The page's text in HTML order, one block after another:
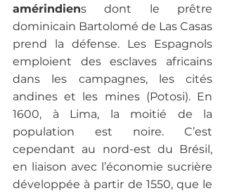
amérindiens dont le prêtre
dominicain Bartolomé de Las Casas
prend la défense. Les Espagnols
emploient des esclaves africains
dans les campagnes, les cités
andines et les mines (Potosi). En
1600, à Lima, la moitié de la
population est noire. C’est
cependant au nord-est du Brésil,
en liaison avec l’économie sucrière
développée à partir de 1550, que le